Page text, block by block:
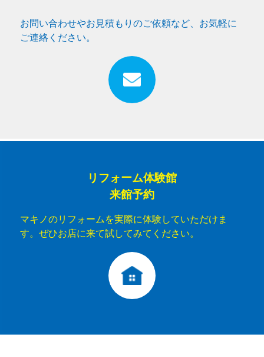
お問い合わせやお見積もりのご依頼など、お気軽に
ご連絡ください。
リフォーム体験館
来館予約
マキノのリフォームを実際に体験していただけま
す。ぜひお店に来て試してみてください。